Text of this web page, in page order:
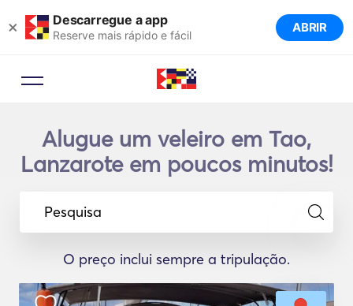
× Descarregue a app
Reserve mais rápido e fácil ABRIR
Alugue um veleiro em Tao,
Lanzarote em poucos minutos!
Pesquisa
O preço inclui sempre a tripulação.